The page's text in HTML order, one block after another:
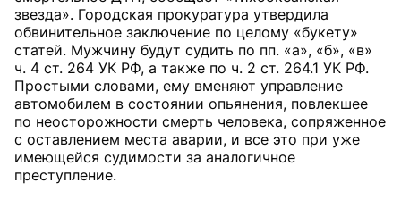
звезда». Городская прокуратура утвердила
обвинительное заключение по целому «букету»
статей. Мужчину будут судить по пп. «а», «б», «в»
ч. 4 ст. 264 УК РФ, а также по ч. 2 ст. 264.1 УК РФ.
Простыми словами, ему вменяют управление
автомобилем в состоянии опьянения, повлекшее
по неосторожности смерть человека, сопряженное
с оставлением места аварии, и все это при уже
имеющейся судимости за аналогичное
преступление.